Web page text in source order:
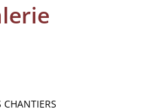
CHANTIERS